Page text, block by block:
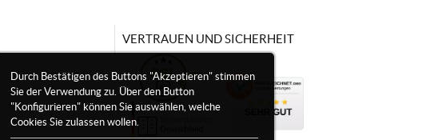
Durch Bestätigen des Buttons "Akzeptieren" stimmen
Sie der Verwendung zu. Über den Button
"Konfigurieren" können Sie auswählen, welche
Cookies Sie zulassen wollen.
VERTRAUEN UND SICHERHEIT